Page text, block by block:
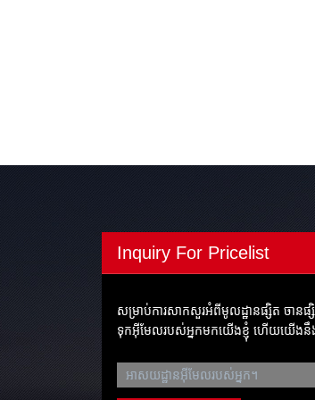
Inquiry For Pricelist
សម្រាប់ការសាកសួរអំពីមូលដ្ឋានផ្សិត ចានផ្
ទុកអ៊ីមែលរបស់អ្នកមកយើងខ្ញុំ ហើយយើងនឹ